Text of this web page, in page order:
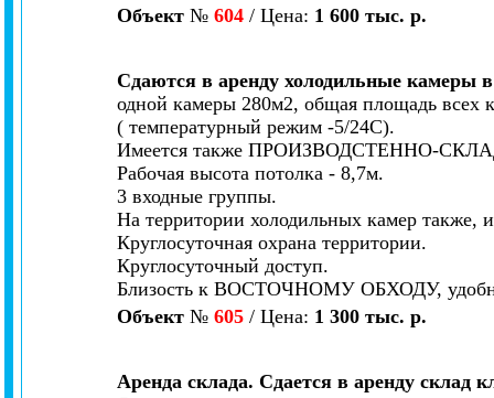
Объект № 604 / Цена: 1 600 тыс. р.
Сдаются в аренду холодильные камеры
одной камеры 280м2, общая площадь всех
( температурный режим -5/24С).
Имеется также ПРОИЗВОДСТЕННО-
Рабочая высота потолка - 8,7м.
3 входные группы.
На территории холодильных камер также,
Круглосуточная охрана территории.
Круглосуточный доступ.
Близость к ВОСТОЧНОМУ ОБХОДУ,
Объект № 605 / Цена: 1 300 тыс. р.
Аренда склада. Сдается в аренду склад